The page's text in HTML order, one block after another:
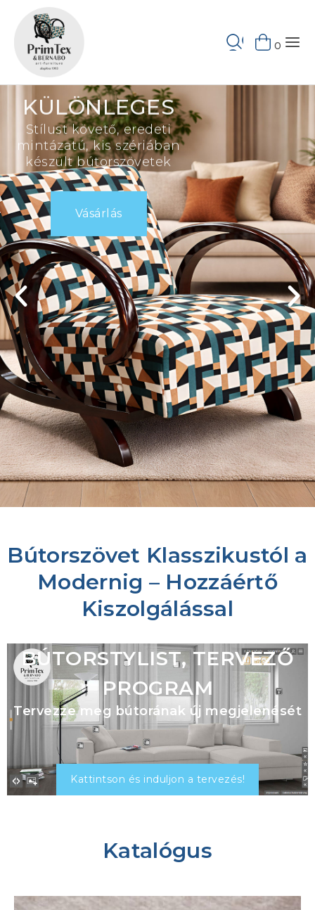
0
KÜLÖNLEGES
Stílust követő, eredeti
mintázatú, kis szériában
készült bútorszövetek
Vásárlás
Bútorszövet Klasszikustól a
Modernig – Hozzáértő
Kiszolgálással
BÚTORSTYLIST, TERVEZŐ
PROGRAM
Tervezze meg bútorának új megjelenését
Kattintson és induljon a tervezés!
Katalógus